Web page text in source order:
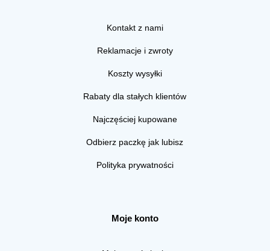
Kontakt z nami
Reklamacje i zwroty
Koszty wysyłki
Rabaty dla stałych klientów
Najczęściej kupowane
Odbierz paczkę jak lubisz
Polityka prywatności
Moje konto